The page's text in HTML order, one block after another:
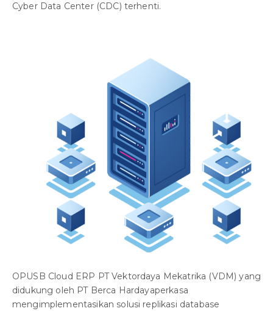
Cyber Data Center (CDC) terhenti.
OPUSB Cloud ERP PT Vektordaya Mekatrika (VDM) yang
didukung oleh PT Berca Hardayaperkasa
mengimplementasikan solusi replikasi database